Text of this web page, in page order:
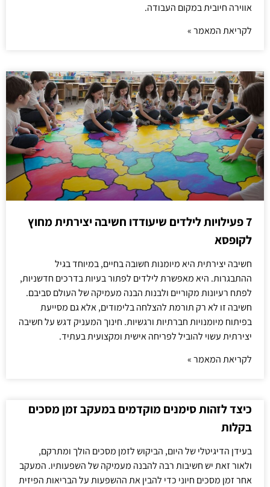
אווירה חיובית במקום העבודה.
לקריאת המאמר »
7 פעילויות לילדים שיעודדו חשיבה יצירתית מחוץ
לקופסא
חשיבה יצירתית היא מיומנות חשובה בחיים, במיוחד בגיל
ההתבגרות. היא מאפשרת לילדים לפתור בעיות בדרכים חדשניות,
לפתח רעיונות מקוריים ולבנות הבנה מעמיקה של העולם סביבם.
חשיבה זו לא רק תורמת להצלחה בלימודים, אלא גם מסייעת
בפיתוח מיומנויות חברתיות ורגשיות. חינוך המעניק דגש על חשיבה
יצירתית עשוי להוביל לפריחה אישית ומקצועית בעתיד.
לקריאת המאמר »
כיצד לזהות סימנים מוקדמים במעקב זמן מסכים
בקלות
בעידן הדיגיטלי של היום, הביקוש לזמן מסכים הולך ומתרקם,
ולאור זאת יש חשיבות רבה להבנה מעמיקה של השפעותיו. המעקב
אחר זמן מסכים חיוני כדי להבין את ההשפעות על הבריאות הפיזית